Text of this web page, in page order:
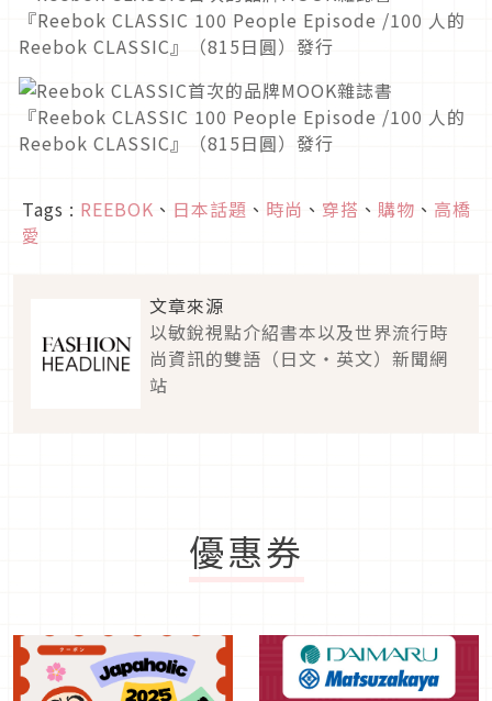
Tags : REEBOK 、 日本話題 、 時尚 、 穿搭 、 購物 、 高橋
愛
文章來源
以敏銳視點介紹書本以及世界流行時
尚資訊的雙語（日文・英文）新聞網
站
優惠券